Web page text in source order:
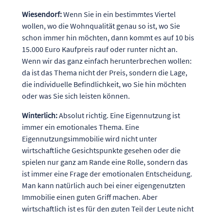
Wiesendorf:Wenn Sie in ein bestimmtes Viertel
wollen, wo die Wohnqualität genau so ist, wo Sie
schon immer hin möchten, dann kommt es auf 10 bis
15.000 Euro Kaufpreis rauf oder runter nicht an.
Wenn wir das ganz einfach herunterbrechen wollen:
da ist das Thema nicht der Preis, sondern die Lage,
die individuelle Befindlichkeit, wo Sie hin möchten
oder was Sie sich leisten können.
Winterlich:Absolut richtig. Eine Eigennutzung ist
immer ein emotionales Thema. Eine
Eigennutzungsimmobilie wird nicht unter
wirtschaftliche Gesichtspunkte gesehen oder die
spielen nur ganz am Rande eine Rolle, sondern das
ist immer eine Frage der emotionalen Entscheidung.
Man kann natürlich auch bei einer eigengenutzten
Immobilie einen guten Griff machen. Aber
wirtschaftlich ist es für den guten Teil der Leute nicht